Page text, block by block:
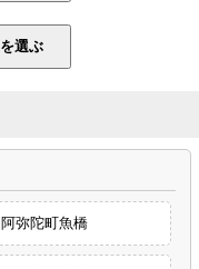
阿弥陀町魚橋